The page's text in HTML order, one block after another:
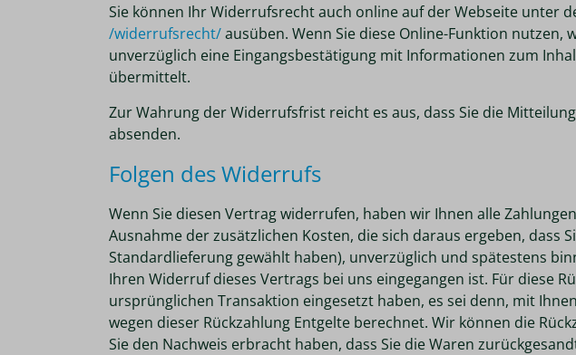
Sie können Ihr Widerrufsrecht auch online auf der Webseite unter
/widerrufsrecht/ausüben. Wenn Sie diese Online-Funktion
unverzüglich eine Eingangsbestätigung mit Informationen zum
übermittelt.
Zur Wahrung der Widerrufsfrist reicht es aus, dass Sie die
absenden.
Folgen des Widerrufs
Wenn Sie diesen Vertrag widerrufen, haben wir Ihnen alle
Ausnahme der zusätzlichen Kosten, die sich daraus ergeben, dass
Standardlieferung gewählt haben), unverzüglich und spätestens
Ihren Widerruf dieses Vertrags bei uns eingegangen ist. Für diese
ursprünglichen Transaktion eingesetzt haben, es sei denn, mit
wegen dieser Rückzahlung Entgelte berechnet. Wir können die
Sie den Nachweis erbracht haben, dass Sie die Waren